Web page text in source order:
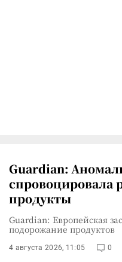
Guardian:
спровоцировала
продукты
Guardian: Европейская
подорожание продуктов
4 августа 2026, 11:05 0